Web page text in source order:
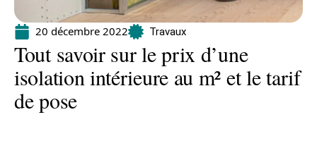
20 décembre 2022 Travaux
Tout savoir sur le prix d’une
isolation intérieure au m² et le tarif
de pose